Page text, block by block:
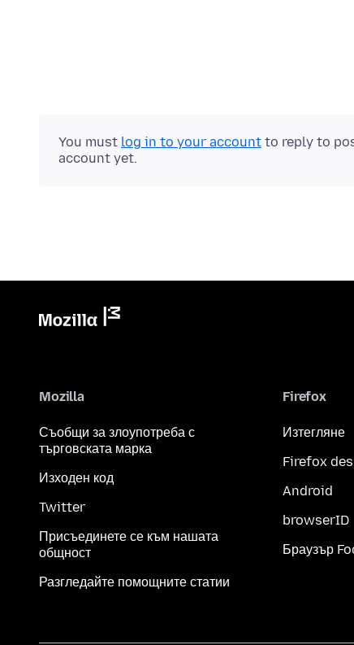
You must log in to your account to reply to
account yet.
Mozilla
Съобщи за злоупотреба с
търговската марка
Изходен код
Twitter
Присъединете се към нашата
общност
Разгледайте помощните статии
Firefox
Изтегляне
Firefox
Android
browserID
Браузър